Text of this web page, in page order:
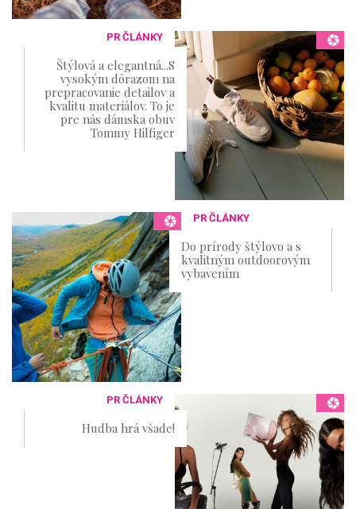
PR ČLÁNKY
Štýlová a elegantná...S
vysokým dôrazom na
prepracovanie detailov a
kvalitu materiálov. To je
pre nás dámska obuv
Tommy Hilfiger
PR ČLÁNKY
Do prírody štýlovo a s
kvalitným outdoorovým
vybavením
PR ČLÁNKY
Hudba hrá všade!